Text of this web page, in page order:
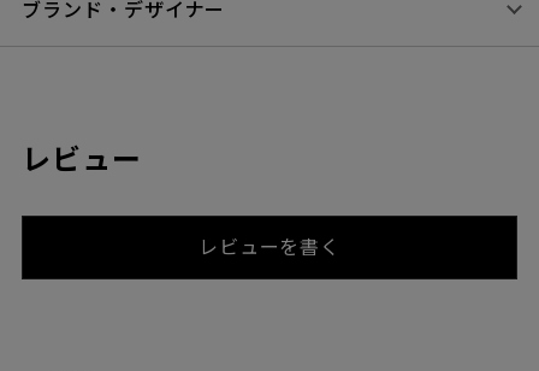
ブランド・デザイナー
レビュー
レビューを書く